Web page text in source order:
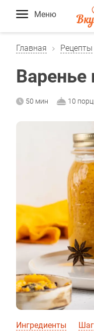
Меню
Главная Рецепты
50 мин 10
Ингредиенты